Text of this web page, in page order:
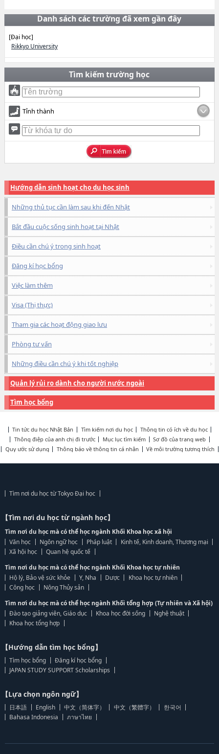
Danh sách các trường đã xem gần đây
[Đại học]
Rikkyo University
Tìm kiếm trường học
Tỉnh thành
Hướng dẫn sinh hoạt cho du học sinh
Những thủ tục cần làm sau khi đến Nhật
Bắt đầu cuộc sống sinh hoạt tại Nhật
Điều cần chú ý trong sinh hoạt
Đăng kí học bổng
Việc làm thêm
Visa (Thị thực)
Tham gia các hoạt động giao lưu
Phòng tư vấn
Những điều cần chú ý khi tốt nghiệp
Quản lý rủi ro dành cho người nước ngoài
Tìm học bổng
Tin tức du học Nhật Bản Tìm kiếm nơi du học
Thông tin có ích về du học
Thông điệp của anh chị đi trước
Mục lục tìm kiếm
Sơ đồ của trang web
Quy ước sử dụng
Thông báo về thông tin cá nhân Về môi trường tương thích
Tìm nơi du học từ Tokyo Đại học
【Tìm nơi du học từ ngành học】
Tìm nơi du học mà có thể học ngành Khối Khoa học xã hội
Văn học
Ngôn ngữ học Pháp luật
Kinh tế, Kinh doanh, Thương mại
Xã hội học
Quan hệ quốc tế
Tìm nơi du học mà có thể học ngành Khối Khoa học tự nhiên
Hộ lý, Bảo vệ sức khỏe
Y, Nha Dược
Khoa học tự nhiên
Công học
Nông Thủy sản
Tìm nơi du học mà có thể học ngành Khối tổng hợp (Tự nhiên và Xã hội)
Đào tạo giảng viên, Giáo dục
Khoa học đời sống
Nghệ thuật
Khoa học tổng hợp
【Hướng dẫn tìm học bổng】
Tìm học bổng
Đăng kí học bổng
JAPAN STUDY SUPPORT Scholarships
【Lựa chọn ngôn ngữ】
日本語 English 中文（简体字） 中文（繁體字）
한국어
Bahasa Indonesia
ภาษาไทย